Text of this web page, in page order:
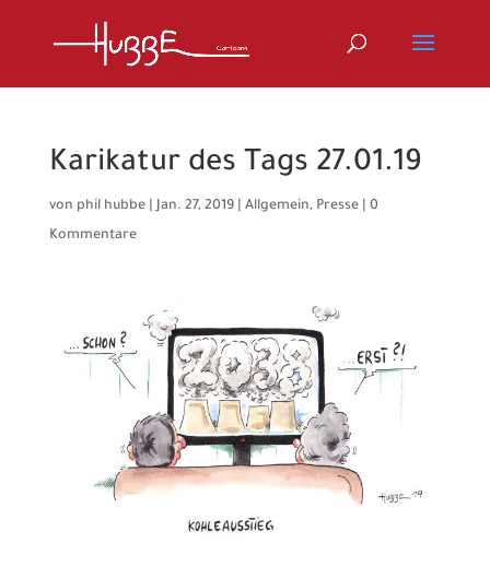
Karikatur des Tags 27.01.19
von phil hubbe|Jan. 27, 2019| Allgemein, Presse| 0
Kommentare